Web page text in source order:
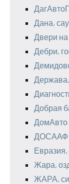
Дана,
Двери
Дебри,
Добрая
ДомАвто
ДОСААФ
Евразия,
Жара,
ЖАРА,